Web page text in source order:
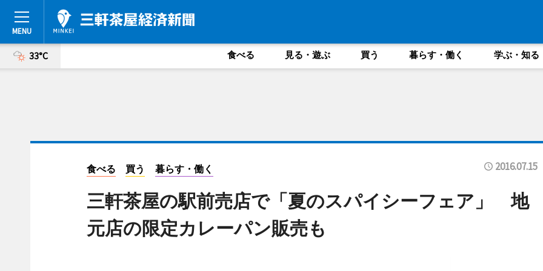
33°C 食べる 見る・遊ぶ 買う 暮らす・働く 学ぶ・知る
食べる 買う 暮らす・働く 2016.07.15
三軒茶屋の駅前売店で「夏のスパイシーフェア」 地
元店の限定カレーパン販売も